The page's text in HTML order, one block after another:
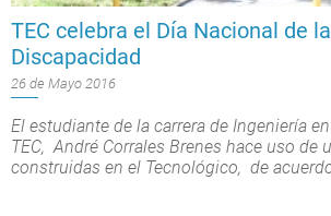
TEC celebra el Día Nacional de
Discapacidad
26 de Mayo 2016
El estudiante de la carrera de Ingeniería
TEC, André Corrales Brenes hace uso de
construidas en el Tecnológico, de